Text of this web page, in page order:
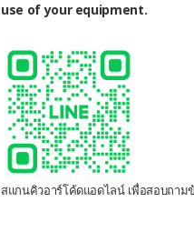
use of your equipment.
สแกนคิวอาร์โค้ดแอดไลน์ เพื่อสอบถาม